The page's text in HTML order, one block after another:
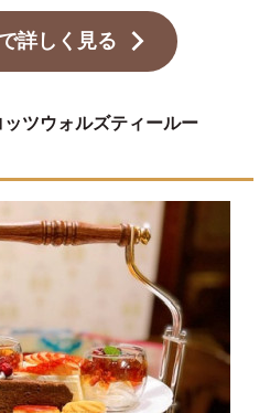
詳しく見る
ツウォルズティールー